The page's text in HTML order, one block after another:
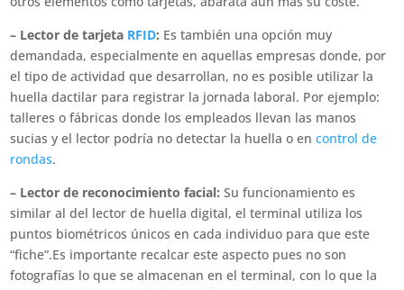
– Lector de tarjeta RFID: Es también una opción muy
demandada, especialmente en aquellas empresas donde, por
el tipo de actividad que desarrollan, no es posible utilizar la
huella dactilar para registrar la jornada laboral. Por ejemplo:
talleres o fábricas donde los empleados llevan las manos
sucias y el lector podría no detectar la huella o encontrol de
rondas.
– Lector de reconocimiento facial: Su funcionamiento es
similar al del lector de huella digital, el terminal utiliza los
puntos biométricos únicos en cada individuo para que este
“fiche”.Es importante recalcar este aspecto pues no son
fotografías lo que se almacenan en el terminal, con lo que la